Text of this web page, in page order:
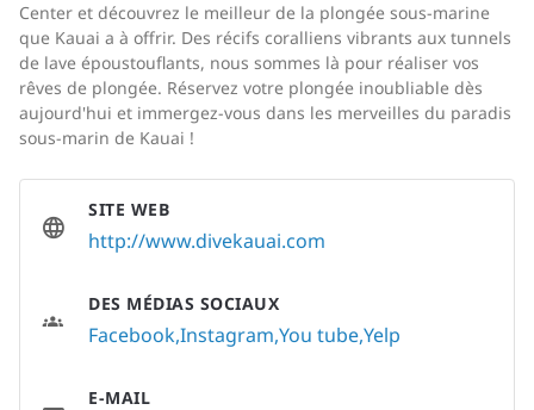
Center et découvrez le meilleur de la plongée sous-marine
que Kauai a à offrir. Des récifs coralliens vibrants aux tunnels
de lave époustouflants, nous sommes là pour réaliser vos
rêves de plongée. Réservez votre plongée inoubliable dès
aujourd'hui et immergez-vous dans les merveilles du paradis
sous-marin de Kauai !
SITE WEB
http://www.divekauai.com
DES MÉDIAS SOCIAUX
FacebookInstagram You tubeYelp
E-MAIL